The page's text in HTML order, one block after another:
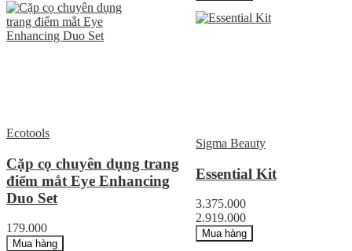
Ecotools
Cặp cọ chuyên dụng trang
điểm mắt Eye Enhancing
Duo Set
179.000
Mua hàng
Sigma Beauty
Essential Kit
3.375.000
2.919.000
Mua hàng